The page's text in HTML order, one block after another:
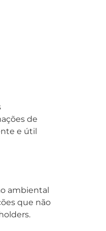
de
e útil
ambiental
que não